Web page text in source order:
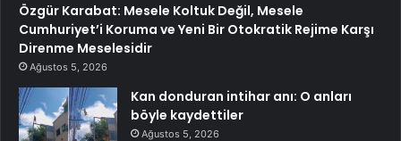
Özgür Karabat: Mesele Koltuk Değil, Mesele
Cumhuriyet’i Koruma ve Yeni Bir Otokratik Rejime Karşı
Direnme Meselesidir
Ağustos 5, 2026
Kan donduran intihar anı: O anları
böyle kaydettiler
Ağustos 5, 2026